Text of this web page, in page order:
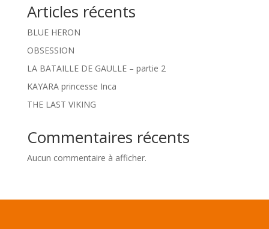
Articles récents
BLUE HERON
OBSESSION
LA BATAILLE DE GAULLE – partie 2
KAYARA princesse Inca
THE LAST VIKING
Commentaires récents
Aucun commentaire à afficher.